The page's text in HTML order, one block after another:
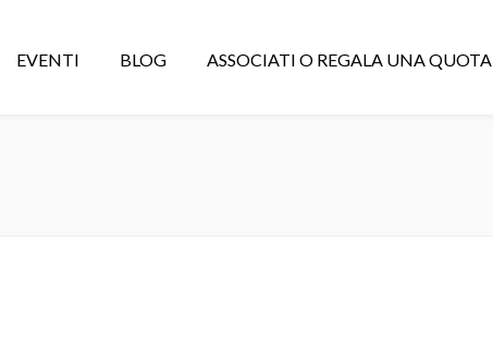
EVENTI BLOG ASSOCIATI O REGALA UNA QUOTA